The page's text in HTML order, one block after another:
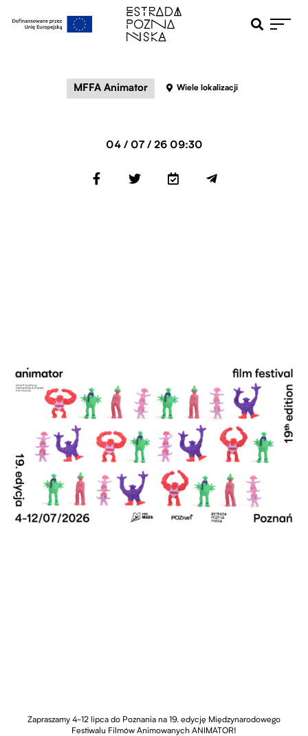
Otwiera pole
MFFA Animator Wiele lokalizacji
04 / 07 / 26 09:30
Zapraszamy 4-12 lipca do Poznania na 19. edycję Międzynarodowego
Festiwalu Filmów Animowanych ANIMATOR!